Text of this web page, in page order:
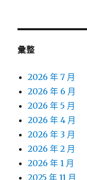
彙整
2026 年 7 月
2026 年 6 月
2026 年 5 月
2026 年 4 月
2026 年 3 月
2026 年 2 月
2026 年 1 月
2025 年 11 月